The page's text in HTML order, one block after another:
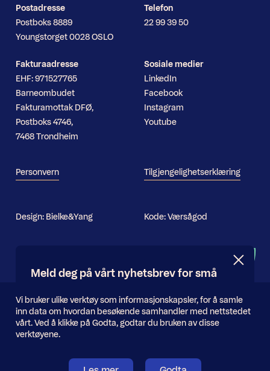
Postadresse
Postboks 8889
Youngstorget 0028 OSLO
Fakturaadresse
EHF: 971527765
Barneombudet
Fakturamottak DFØ,
Postboks 4746,
7468 Trondheim
Personvern
Telefon
22 99 39 50
Sosiale medier
LinkedIn
Facebook
Instagram
Youtube
Tilgjengelighetserklæring
Design: Bielke&Yang Kode:Værsågod
Informasjonskapsler
Vi bruker ulike verktøy som informasjonskapsler, for å samle
inn data om hvordan besøkende samhandler med nettstedet
vårt. Ved å klikke på Godta, godtar du bruken av disse
verktøyene.
Meld deg på vårt nyhetsbrev for små
E-
postadresse
Send inn